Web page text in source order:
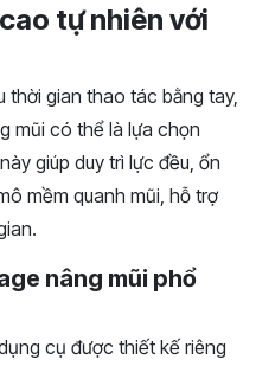
tự nhiên với
thời gian thao tác bằng tay,
mũi có thể là lựa chọn
giúp duy trì lực đều, ổn
mềm quanh mũi, hỗ trợ
nâng mũi phổ
cụ được thiết kế riêng